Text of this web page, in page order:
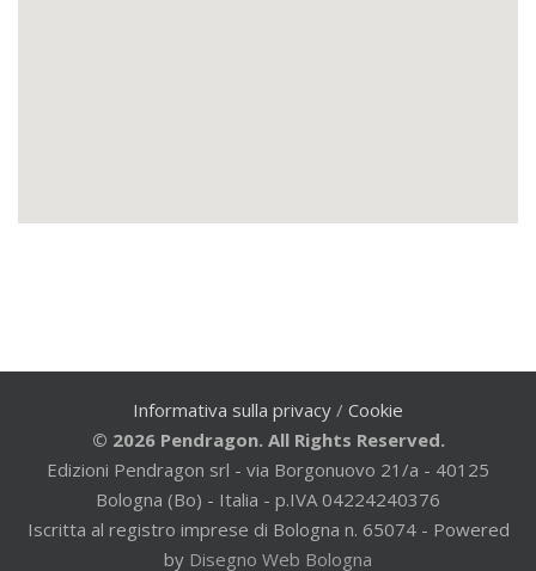
Informativa sulla privacy / Cookie
© 2026 Pendragon. All Rights Reserved.
Edizioni Pendragon srl - via Borgonuovo 21/a - 40125
Bologna (Bo) - Italia - p.IVA 04224240376
Iscritta al registro imprese di Bologna n. 65074 - Powered
by Disegno Web Bologna